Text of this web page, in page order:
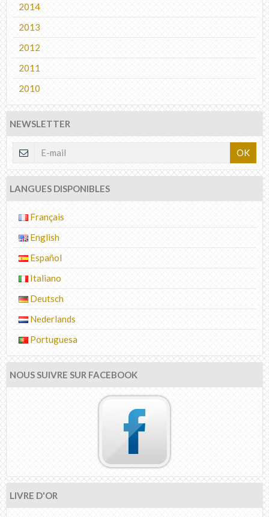
2014
2013
2012
2011
2010
NEWSLETTER
OK
LANGUES DISPONIBLES
Français
English
Español
Italiano
Deutsch
Nederlands
Portuguesa
NOUS SUIVRE SUR FACEBOOK
LIVRE D'OR